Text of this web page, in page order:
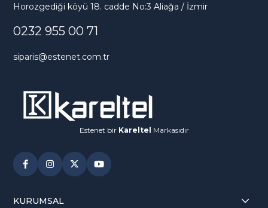
Horozgediği köyü 18. cadde No:3 Aliağa / İzmir
0232 955 00 71
siparis@estenet.com.tr
Estenet bir Kareltel Markasıdır
KURUMSAL